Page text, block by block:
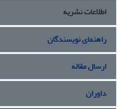
اطلاعات نشریه
راهنمای نویسندگان
ارسال مقاله
داوران